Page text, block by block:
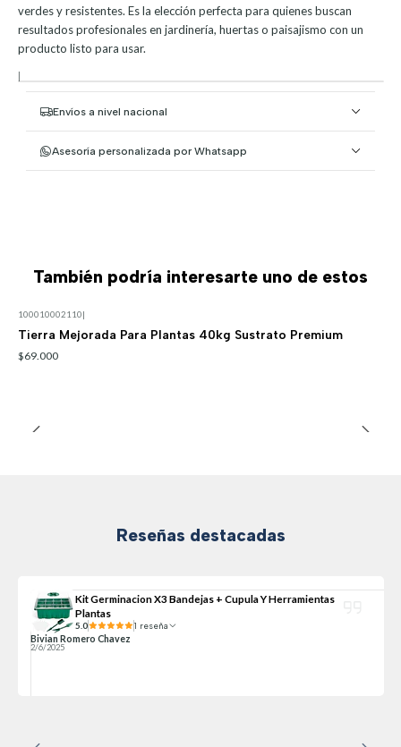
verdes y resistentes. Es la elección perfecta para quienes buscan
resultados profesionales en jardinería, huertas o paisajismo con un
producto listo para usar.
Envíos a nivel nacional
Asesoría personalizada por Whatsapp
También podría interesarte uno de estos
100010002110|
Tierra Mejorada Para Plantas 40kg Sustrato Premium
$69.000
Reseñas destacadas
Kit Germinacion X3 Bandejas + Cupula Y Herramientas
Plantas
5.0 1 reseña
Bivian Romero Chavez
2/6/2025